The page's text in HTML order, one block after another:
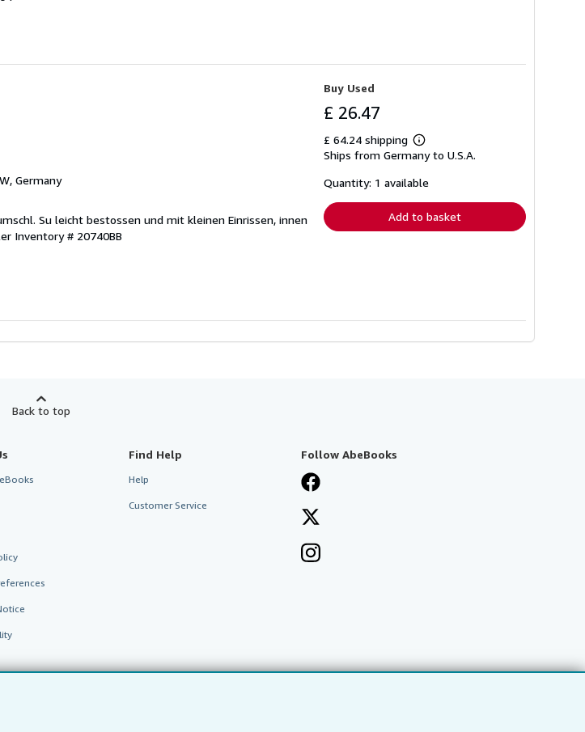
Germany
Su leicht bestossen und mit kleinen Einrissen, innen
Inventory # 20740BB
Buy Used
£ 26.47
£ 64.24 shipping
Learn
more
shipping
Ships from Germany to U.S.A.
Quantity: 1 available
Add to basket
Back to top
Find Help
Help
Customer Service
Follow AbeBooks